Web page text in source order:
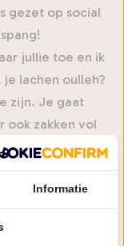
gezet op social
jullie toe en ik
lachen oulleh?
zijn. Je gaat
ook zakken vol
geld.
met lezen
Tijd is doekoe,
5 december
Informatie